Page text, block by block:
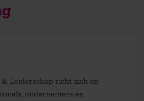
Leiderschap richt zich op
ondernemers en